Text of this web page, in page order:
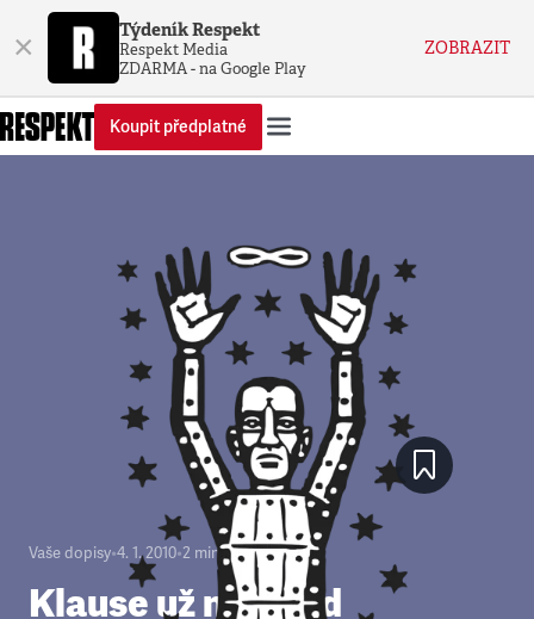
× Týdeník Respekt
Respekt Media
ZDARMA - na Google Play
ZOBRAZIT
Koupit předplatné
Vaše dopisy•4. 1. 2010•2 minuty
Klause už na Hrad